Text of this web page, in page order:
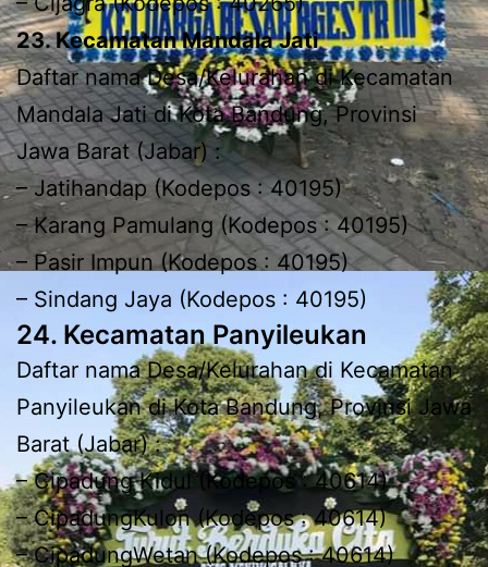
23. Kecamatan Mandala Jati
Daftar nama Desa/Kelurahan di Kecamatan
Mandala Jati di Kota Bandung, Provinsi
Jawa Barat (Jabar) :
– Jatihandap (Kodepos : 40195)
– Karang Pamulang (Kodepos : 40195)
– Pasir Impun (Kodepos : 40195)
– Sindang Jaya (Kodepos : 40195)
24. Kecamatan Panyileukan
Daftar nama Desa/Kelurahan di Kecamatan
Panyileukan di Kota Bandung, Provinsi Jawa
Barat (Jabar) :
– Cipadung Kidul (Kodepos : 40614)
– CipadungKulon (Kodepos : 40614)
– CipadungWetan (Kodepos : 40614)